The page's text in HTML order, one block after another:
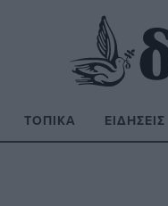
ΤΟΠΙΚΆ ΕΙΔΉΣΕΙΣ